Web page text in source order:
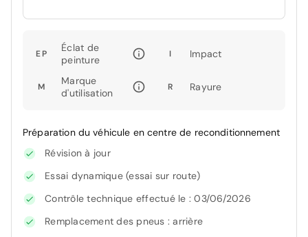
EP
Éclat de
peinture
I Impact
M
Marque
d'utilisation
R Rayure
Préparation du véhicule en centre de reconditionnement
Révision à jour
Essai dynamique (essai sur route)
Contrôle technique effectué le : 03/06/2026
Remplacement des pneus : arrière